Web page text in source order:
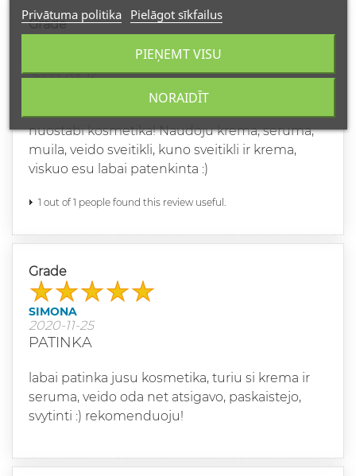
Grade
2022-03-15
TIK GERIAUSI ATSILIEPIMAI
nuostabi kosmetika! Naudoju krema, seruma,
muila, veido sveitikli, kuno sveitikli ir krema,
viskuo esu labai patenkinta :)
1 out of 1 people found this review useful.
Grade
SIMONA
2020-11-25
PATINKA
labai patinka jusu kosmetika, turiu si krema ir
seruma, veido oda net atsigavo, paskaistejo,
svytinti :) rekomenduoju!
Privātuma politika Pielāgot sīkfailus
NORAIDĪT
PIEŅEMT VISU